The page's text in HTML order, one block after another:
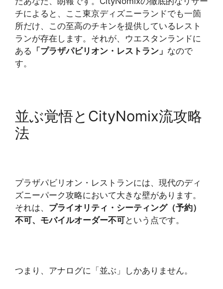
チによると、ここ東京ディズニーランドでも一箇
所だけ、この至高のチキンを提供しているレスト
ランが存在します。それが、ウエスタンランドに
ある 「プラザパビリオン・レストラン」 なので
す。
並ぶ覚悟とCityNomix流攻略
法
プラザパビリオン・レストランには、現代のディ
ズニーパーク攻略において大きな壁があります。
それは、 プライオリティ・シーティング（予約）
不可、モバイルオーダー不可という点です。
つまり、アナログに「並ぶ」しかありません。